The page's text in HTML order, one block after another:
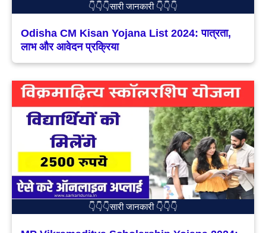
👇👇👇सारी जानकारी 👇👇👇
Odisha CM Kisan Yojana List 2024: पात्रता,
लाभ और आवेदन प्रक्रिया
👇👇👇सारी जानकारी 👇👇👇